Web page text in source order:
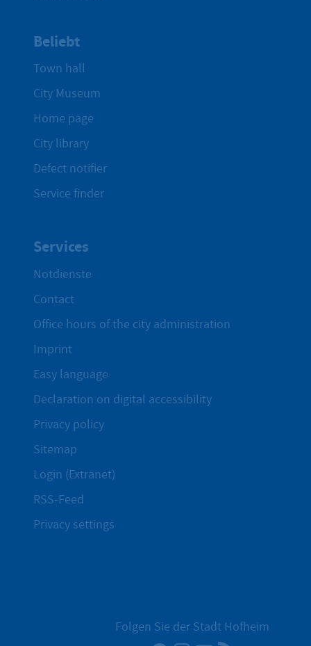
Beliebt
Town hall
City Museum
Home page
City library
Defect notifier
Service finder
Services
Notdienste
Contact
Office hours of the city administration
Imprint
Easy language
Declaration on digital accessibility
Privacy policy
Sitemap
Login (Extranet)
RSS-Feed
Privacy settings
Folgen Sie der Stadt Hofheim